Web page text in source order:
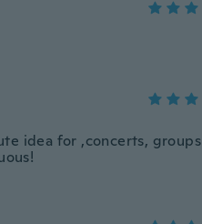
idea for ,concerts, groups